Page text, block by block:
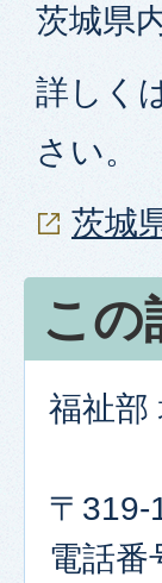
茨城県
詳しく
さい。
茨城
この
福祉部
〒319-
電話番